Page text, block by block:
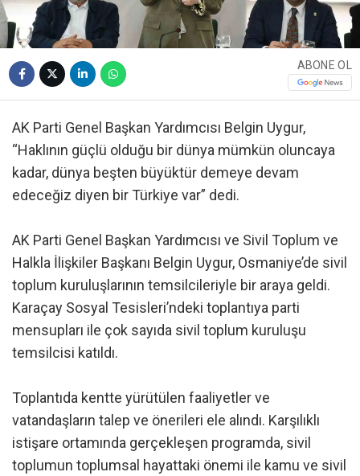
ABONE OL
AK Parti Genel Başkan Yardımcısı Belgin Uygur,
“Haklının güçlü olduğu bir dünya mümkün oluncaya
kadar, dünya beşten büyüktür demeye devam
edeceğiz diyen bir Türkiye var” dedi.
AK Parti Genel Başkan Yardımcısı ve Sivil Toplum ve
Halkla İlişkiler Başkanı Belgin Uygur, Osmaniye’de sivil
toplum kuruluşlarının temsilcileriyle bir araya geldi.
Karaçay Sosyal Tesisleri’ndeki toplantıya parti
mensupları ile çok sayıda sivil toplum kuruluşu
temsilcisi katıldı.
Toplantıda kentte yürütülen faaliyetler ve
vatandaşların talep ve önerileri ele alındı. Karşılıklı
istişare ortamında gerçekleşen programda, sivil
toplumun toplumsal hayattaki önemi ile kamu ve sivil